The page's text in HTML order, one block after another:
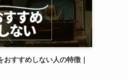
すすめしない人の特徴｜